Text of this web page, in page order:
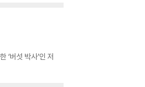
‘버섯 박사’인 저